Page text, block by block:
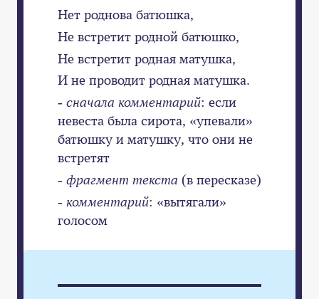
Нет роднова батюшка,
Не встретит родной батюшко,
Не встретит родная матушка,
И не проводит родная матушка.
- сначала комментарий: если
невеста была сирота, «упевали»
батюшку и матушку, что они не
встретят
- фрагмент текста (в пересказе)
- комментарий: «вытягали»
голосом